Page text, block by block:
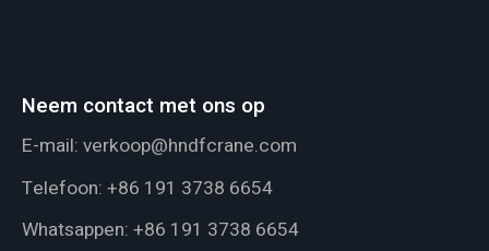
Neem contact met ons op
E-mail: verkoop@hndfcrane.com
Telefoon: +86 191 3738 6654
Whatsappen: +86 191 3738 6654